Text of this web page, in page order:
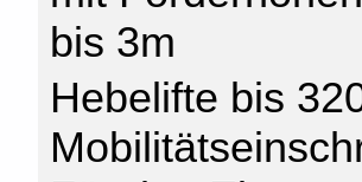
Hebelifte bis